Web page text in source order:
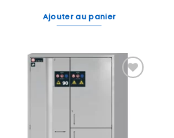
Ajouter au panier
d’envies